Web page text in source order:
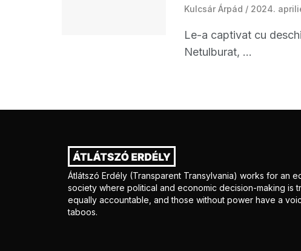
Kulcsár Árpád 2024.
Le-a captivat cu
Netulburat, ...
Átlátszó Erdély (Transparent Transylvania) works for an
society where political and economic decision-making is
equally accountable, and those without power have a
taboos.